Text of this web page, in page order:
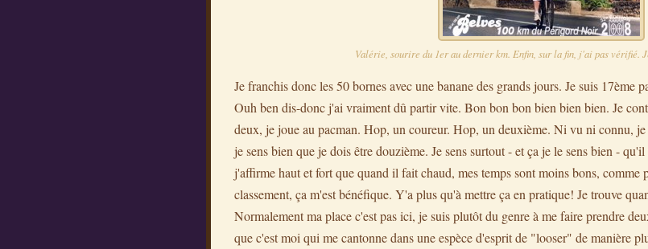
Valérie, sourire du 1er au dernier km. Enfin, sur la fin, j'ai pas vérifié.
Je franchis donc les 50 bornes avec une banane des grands jours. Je suis 17ème
Ouh ben dis-donc j'ai vraiment dû partir vite. Bon bon bon bien bien bien. Je
deux, je joue au pacman. Hop, un coureur. Hop, un deuxième. Ni vu ni connu,
je sens bien que je dois être douzième. Je sens surtout - et ça je le sens bien -
j'affirme haut et fort que quand il fait chaud, mes temps sont moins bons, comme
classement, ça m'est bénéfique. Y'a plus qu'à mettre ça en pratique! Je trouve
Normalement ma place c'est pas ici, je suis plutôt du genre à me faire prendre
que c'est moi qui me cantonne dans une espèce d'esprit de "looser" de manière